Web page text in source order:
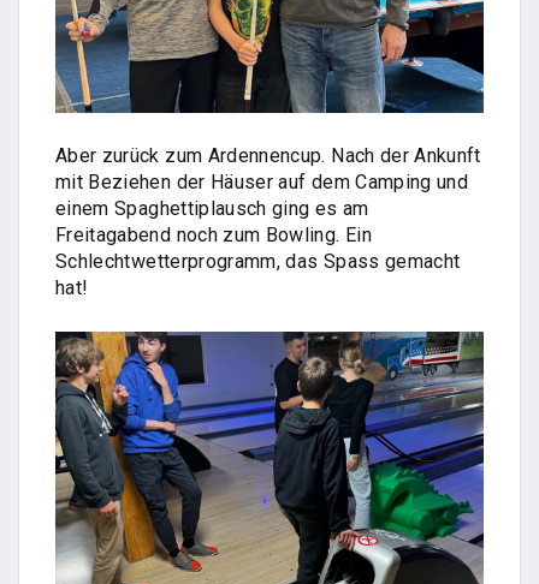
Aber zurück zum Ardennencup. Nach der Ankunft
mit Beziehen der Häuser auf dem Camping und
einem Spaghettiplausch ging es am
Freitagabend noch zum Bowling. Ein
Schlechtwetterprogramm, das Spass gemacht
hat!